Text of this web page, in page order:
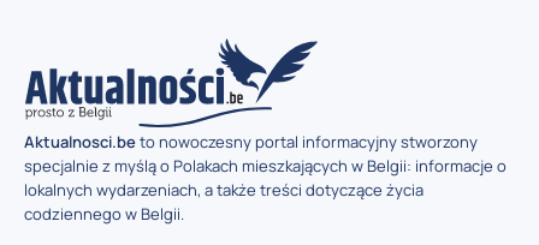
Aktualnosci.beto nowoczesny portal informacyjny stworzony
specjalnie z myślą o Polakach mieszkających w Belgii: informacje o
lokalnych wydarzeniach, a także treści dotyczące życia
codziennego w Belgii.